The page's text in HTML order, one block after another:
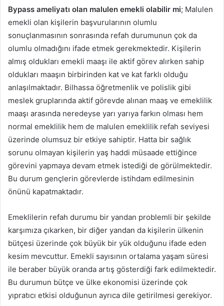
Bypass ameliyatı olan malulen emekli olabilir mi; Malulen
emekli olan kişilerin başvurularının olumlu
sonuçlanmasının sonrasında refah durumunun çok da
olumlu olmadığını ifade etmek gerekmektedir. Kişilerin
almış oldukları emekli maaşı ile aktif görev alırken sahip
oldukları maaşın birbirinden kat ve kat farklı olduğu
anlaşılmaktadır. Bilhassa öğretmenlik ve polislik gibi
meslek gruplarında aktif görevde alınan maaş ve emeklilik
maaşı arasında neredeyse yarı yarıya farkın olması hem
normal emeklilik hem de malulen emeklilik refah seviyesi
üzerinde olumsuz bir etkiye sahiptir. Hatta bir sağlık
sorunu olmayan kişilerin yaş haddi müsaade ettiğince
görevini yapmaya devam etmek istediği de görülmektedir.
Bu durum gençlerin görevlerde istihdam edilmesinin
önünü kapatmaktadır.
Emeklilerin refah durumu bir yandan problemli bir şekilde
karşımıza çıkarken, bir diğer yandan da kişilerin ülkenin
bütçesi üzerinde çok büyük bir yük olduğunu ifade eden
kesim mevcuttur. Emekli sayısının ortalama yaşam süresi
ile beraber büyük oranda artış gösterdiği fark edilmektedir.
Bu durumun bütçe ve ülke ekonomisi üzerinde çok
yıpratıcı etkisi olduğunun ayrıca dile getirilmesi gerekiyor.